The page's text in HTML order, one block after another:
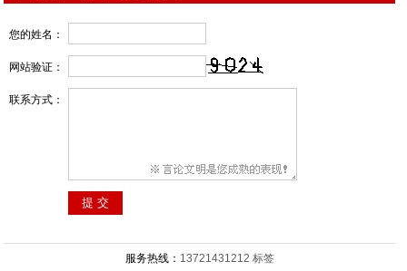
您的姓名：
网站验证：
联系方式：
服务热线： 13721431212 标签